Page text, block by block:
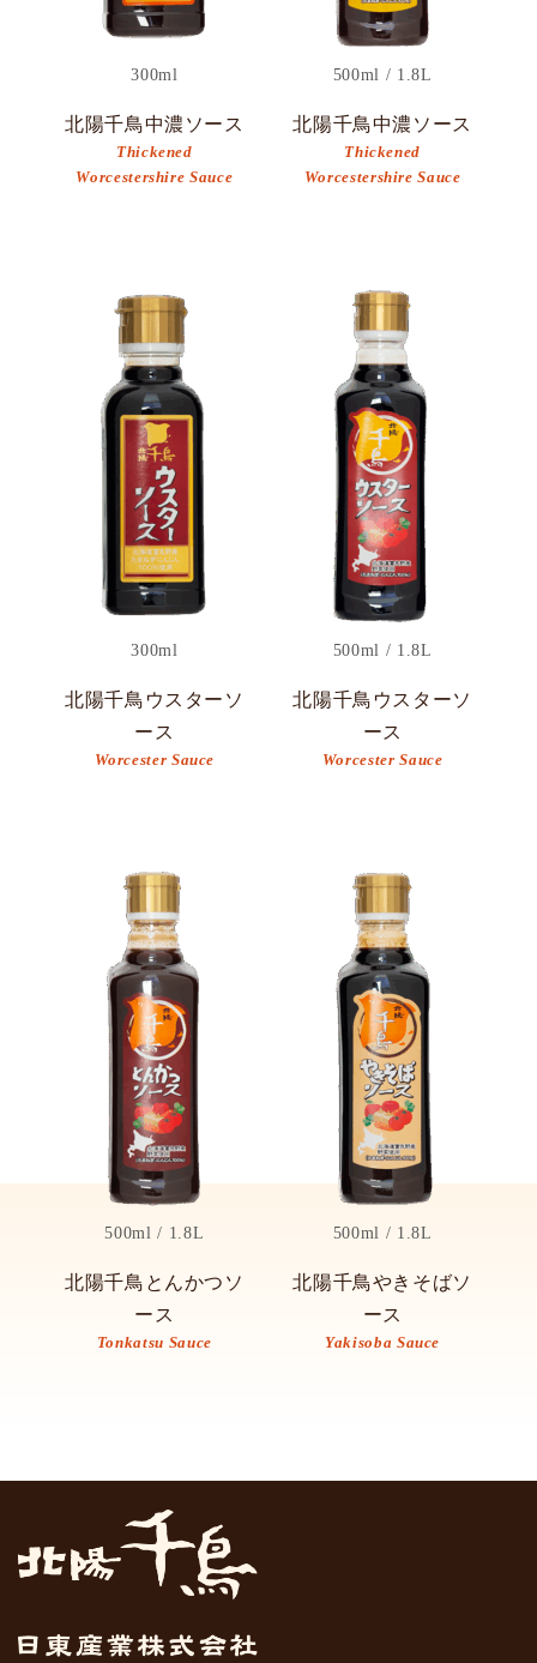
300ml
北陽千鳥中濃ソース
Thickened
Worcestershire Sauce
500ml / 1.8L
北陽千鳥中濃ソース
Thickened
Worcestershire Sauce
300ml
北陽千鳥ウスターソ
ース
Worcester Sauce
500ml / 1.8L
北陽千鳥ウスターソ
ース
Worcester Sauce
500ml / 1.8L
北陽千鳥とんかつソ
ース
Tonkatsu Sauce
500ml / 1.8L
北陽千鳥やきそばソ
ース
Yakisoba Sauce